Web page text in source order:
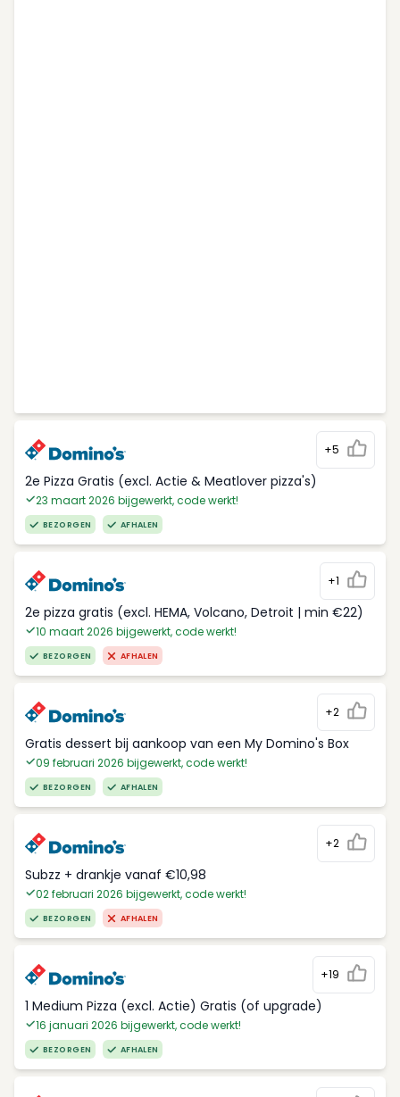
+5
2e Pizza Gratis (excl. Actie & Meatlover pizza's)
23 maart 2026 bijgewerkt, code werkt!
BEZORGEN AFHALEN
+1
2e pizza gratis (excl. HEMA, Volcano, Detroit | min €22)
10 maart 2026 bijgewerkt, code werkt!
BEZORGEN AFHALEN
+2
Gratis dessert bij aankoop van een My Domino's Box
09 februari 2026 bijgewerkt, code werkt!
BEZORGEN AFHALEN
+2
Subzz + drankje vanaf €10,98
02 februari 2026 bijgewerkt, code werkt!
BEZORGEN AFHALEN
+19
1 Medium Pizza (excl. Actie) Gratis (of upgrade)
16 januari 2026 bijgewerkt, code werkt!
BEZORGEN AFHALEN